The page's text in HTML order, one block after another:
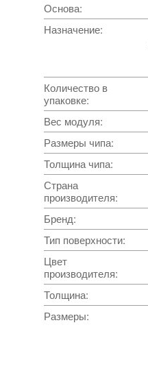
Основа:
Назначение:
Количество в
упаковке:
Вес модуля:
Размеры чипа:
Толщина чипа:
Страна
производителя:
Бренд:
Тип поверхности:
Цвет
производителя:
Толщина:
Размеры: